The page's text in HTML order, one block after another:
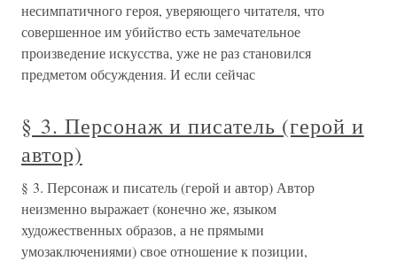
несимпатичного героя, уверяющего читателя, что
совершенное им убийство есть замечательное
произведение искусства, уже не раз становился
предметом обсуждения. И если сейчас
§ 3. Персонаж и писатель (герой и
автор)
§ 3. Персонаж и писатель (герой и автор) Автор
неизменно выражает (конечно же, языком
художественных образов, а не прямыми
умозаключениями) свое отношение к позиции,